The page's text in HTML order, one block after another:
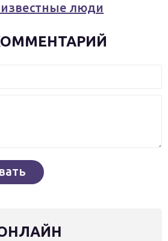
известные люди